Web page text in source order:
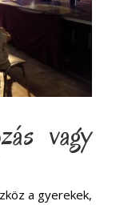
vagy
a gyerekek,